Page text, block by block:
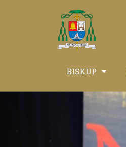
BISKUP